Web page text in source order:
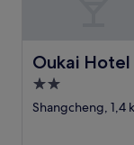
Oukai Hotel
Oukai Hotel
2.0-
Sterne-
Shangcheng, 1,4